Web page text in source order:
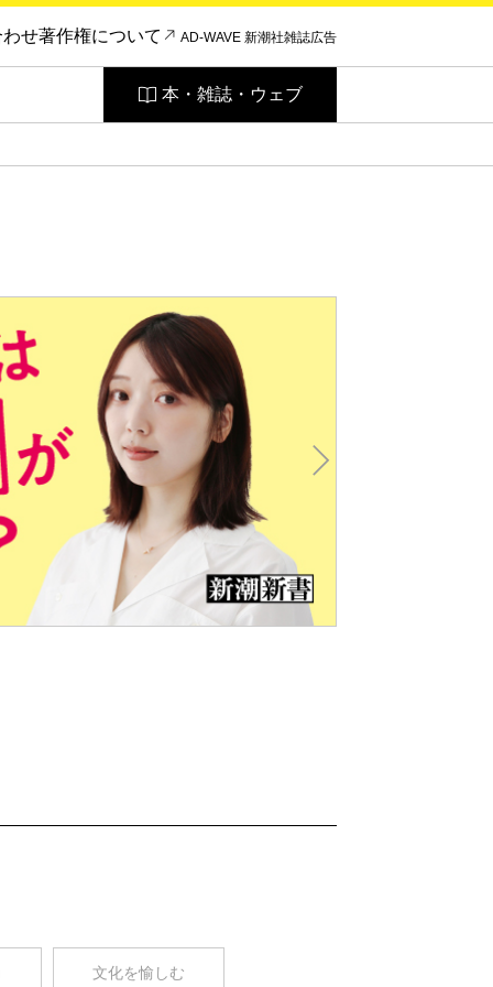
わせ著作権について AD-WAVE 新潮社雑誌広告
本・雑誌・ウェブ
文化を愉しむ